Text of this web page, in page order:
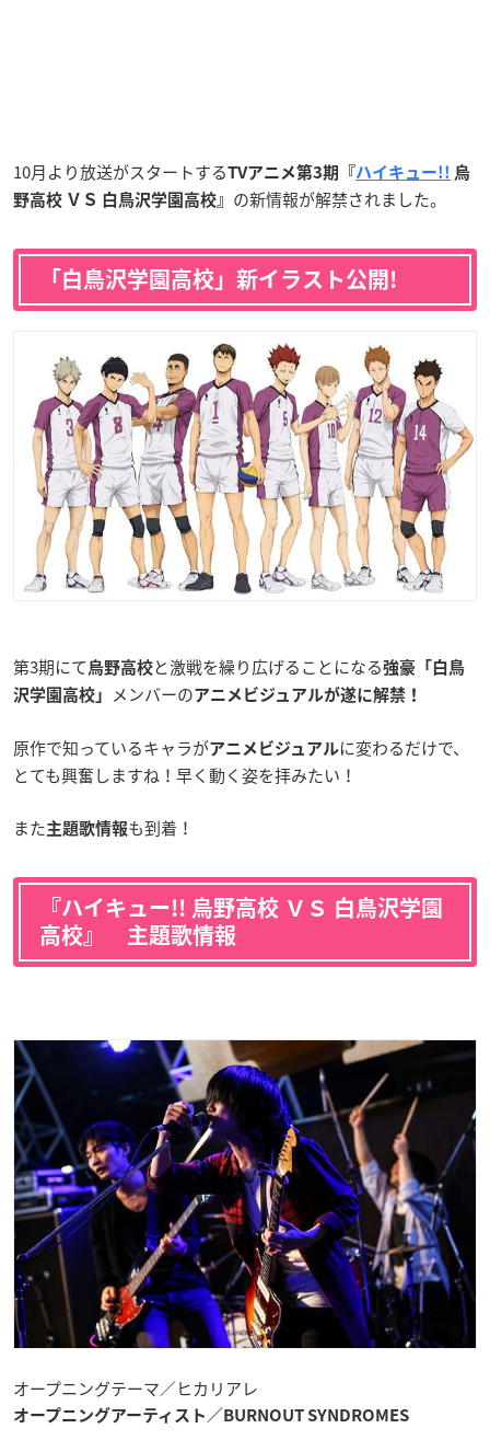
10月より放送がスタートするTVアニメ第3期『ハイキュー!! 烏
野高校 ＶＳ 白鳥沢学園高校』 の新情報が解禁されました。
「白鳥沢学園高校」新イラスト公開!
第3期にて烏野高校と激戦を繰り広げることになる強豪「白鳥
沢学園高校」
メンバーのアニメビジュアルが遂に解禁！
原作で知っているキャラがアニメビジュアルに変わるだけで、
とても興奮しますね！早く動く姿を拝みたい！
また主題歌情報も到着！
『ハイキュー!! 烏野高校 ＶＳ 白鳥沢学園
高校』 主題歌情報
オープニングテーマ／ヒカリアレ
オープニングアーティスト／BURNOUT SYNDROMES